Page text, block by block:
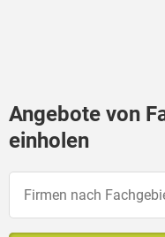
Angebote von
einholen